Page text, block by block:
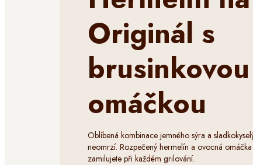
Originál s
brusinkovou
omáčkou
Oblíbená kombinace jemného sýra a
neomrzí. Rozpečený hermelín a ovocná
zamilujete při každém grilování.